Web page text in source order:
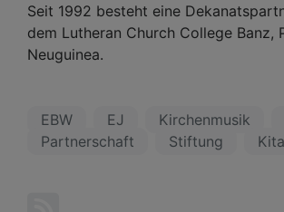
Seit 1992 besteht eine
dem Lutheran Church College Banz,
Neuguinea.
EBW EJ Kirchenmusik
Partnerschaft
Stiftung Kita